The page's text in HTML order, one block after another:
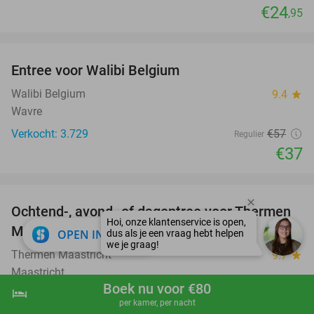
shopping_cart Boek nu
hotel Boek nu voor €80
per kamer, per nacht
€24,95
Entree voor Walibi Belgium
Walibi Belgium 9.4 star
Wavre
Verkocht: 3.729
Regulier €57
€37
25%
Ochtend-, avond- of dagentree voor Thermen
Maastricht
Thermen Maastricht 9.7star
Maastricht
Verkocht: 4.386
OPEN IN APP close